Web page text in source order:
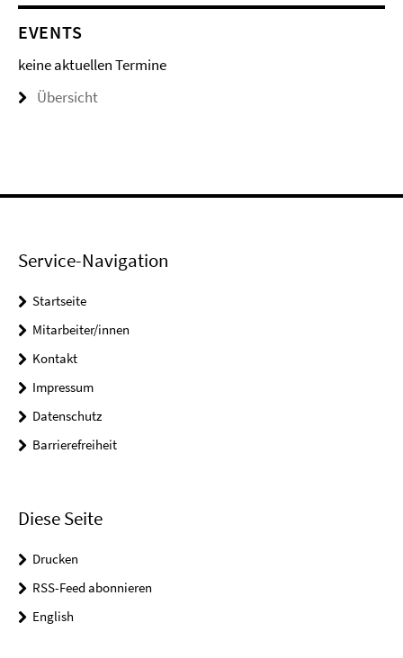
EVENTS
keine aktuellen Termine
Übersicht
Service-Navigation
Startseite
Mitarbeiter/innen
Kontakt
Impressum
Datenschutz
Barrierefreiheit
Diese Seite
Drucken
RSS-Feed abonnieren
English